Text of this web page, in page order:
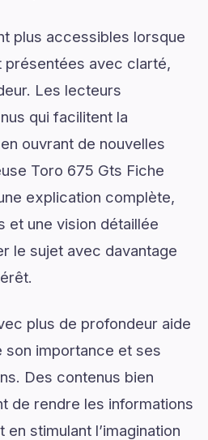
plus accessibles lorsque
présentées avec clarté,
Les lecteurs
qui facilitent la
ouvrant de nouvelles
Toro 675 Gts Fiche
explication complète,
et une vision détaillée
le sujet avec davantage
plus de profondeur aide
son importance et ses
Des contenus bien
de rendre les informations
stimulant l’imagination